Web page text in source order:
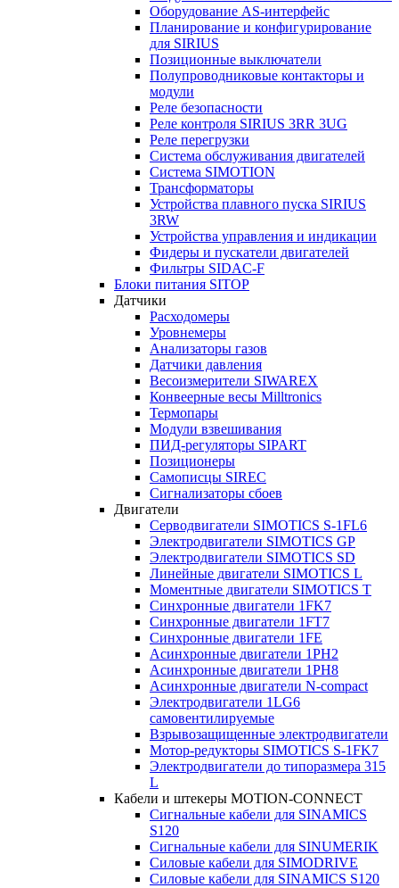
Оборудование AS-интерфейс
Планирование и конфигурирование
для SIRIUS
Позиционные выключатели
Полупроводниковые контакторы и
модули
Реле безопасности
Реле контроля SIRIUS 3RR 3UG
Реле перегрузки
Сиcтема обслуживания двигателей
Система SIMOTION
Трансформаторы
Устройства плавного пуска SIRIUS
3RW
Устройства управления и индикации
Фидеры и пускатели двигателей
Фильтры SIDAC-F
Блоки питания SITOP
Датчики
Расходомеры
Уровнемеры
Анализаторы газов
Датчики давления
Весоизмерители SIWAREX
Конвеерные весы Milltronics
Термопары
Модули взвешивания
ПИД-регуляторы SIPART
Позиционеры
Самописцы SIREC
Сигнализаторы сбоев
Двигатели
Серводвигатели SIMOTICS S-1FL6
Электродвигатели SIMOTICS GP
Электродвигатели SIMOTICS SD
Линейные двигатели SIMOTICS L
Моментные двигатели SIMOTICS T
Синхронные двигатели 1FK7
Синхронные двигатели 1FT7
Синхронные двигатели 1FE
Асинхронные двигатели 1PH2
Асинхронные двигатели 1PH8
Асинхронные двигатели N-compact
Электродвигатели 1LG6
cамовентилируемые
Взрывозащищенные электродвигатели
Мотор-редукторы SIMOTICS S-1FK7
Электродвигатели до типоразмера 315
L
Кабели и штекеры MOTION-CONNECT
Сигнальные кабели для SINAMICS
S120
Сигнальные кабели для SINUMERIK
Силовые кабели для SIMODRIVE
Силовые кабели для SINAMICS S120